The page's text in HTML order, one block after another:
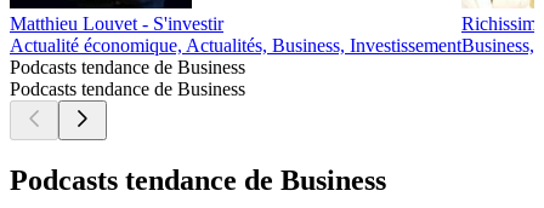
Matthieu Louvet - S'investir
Actualité économique, Actualités, Business, Investissement
Richissime
Business,
Podcasts tendance de Business
Podcasts tendance de Business
Podcasts tendance de Business